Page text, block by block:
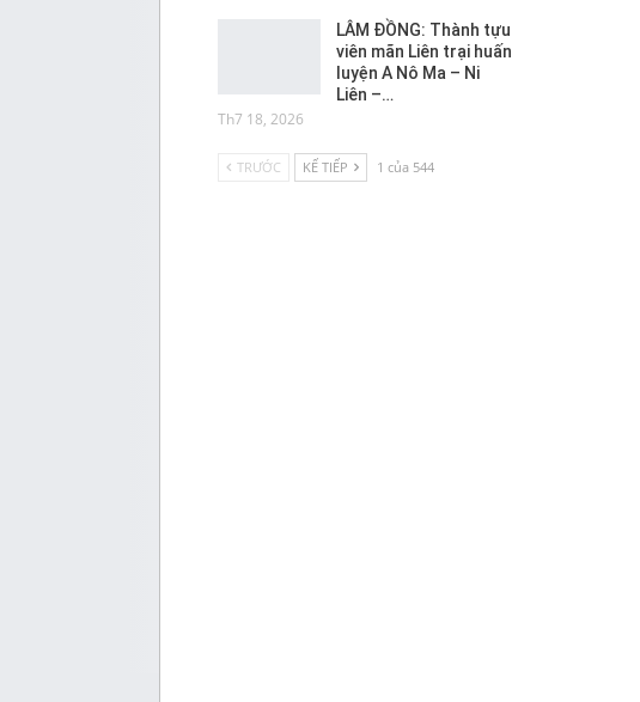
LÂM ĐỒNG: Thành tựu
viên mãn Liên trại huấn
luyện A Nô Ma – Ni
Liên –…
Th7 18, 2026
TRƯỚC KẾ TIẾP 1 của 544